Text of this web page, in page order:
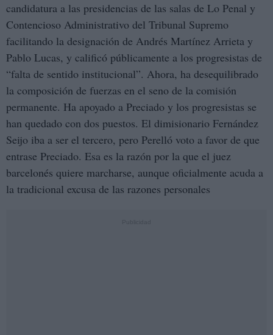
candidatura a las presidencias de las salas de Lo Penal y
Contencioso Administrativo del Tribunal Supremo
facilitando la designación de Andrés Martínez Arrieta y
Pablo Lucas, y calificó públicamente a los progresistas de
“falta de sentido institucional”. Ahora, ha desequilibrado
la composición de fuerzas en el seno de la comisión
permanente. Ha apoyado a Preciado y los progresistas se
han quedado con dos puestos. El dimisionario Fernández
Seijo iba a ser el tercero, pero Perelló voto a favor de que
entrase Preciado. Esa es la razón por la que el juez
barcelonés quiere marcharse, aunque oficialmente acuda a
la tradicional excusa de las razones personales